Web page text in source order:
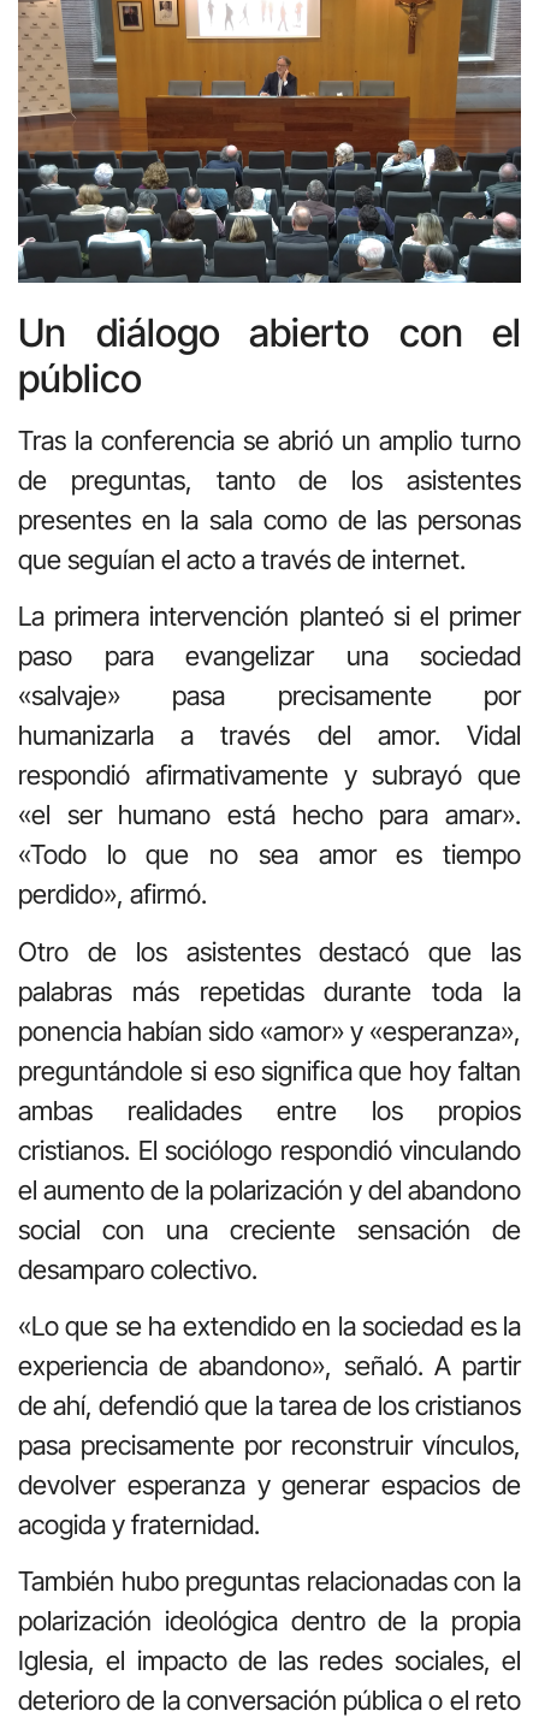
Un diálogo abierto con el
público
Tras la conferencia se abrió un amplio turno
de preguntas, tanto de los asistentes
presentes en la sala como de las personas
que seguían el acto a través de internet.
La primera intervención planteó si el primer
paso para evangelizar una sociedad
«salvaje» pasa precisamente por
humanizarla a través del amor. Vidal
respondió afirmativamente y subrayó que
«el ser humano está hecho para amar».
«Todo lo que no sea amor es tiempo
perdido», afirmó.
Otro de los asistentes destacó que las
palabras más repetidas durante toda la
ponencia habían sido «amor» y «esperanza»,
preguntándole si eso significa que hoy faltan
ambas realidades entre los propios
cristianos. El sociólogo respondió vinculando
el aumento de la polarización y del abandono
social con una creciente sensación de
desamparo colectivo.
«Lo que se ha extendido en la sociedad es la
experiencia de abandono», señaló. A partir
de ahí, defendió que la tarea de los cristianos
pasa precisamente por reconstruir vínculos,
devolver esperanza y generar espacios de
acogida y fraternidad.
También hubo preguntas relacionadas con la
polarización ideológica dentro de la propia
Iglesia, el impacto de las redes sociales, el
deterioro de la conversación pública o el reto